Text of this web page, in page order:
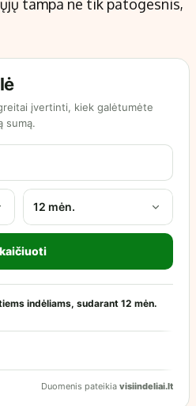
tampa ne tik patogesnis,